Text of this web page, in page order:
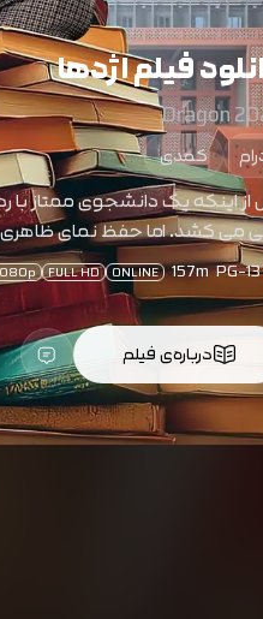
فیلم اژدها
Dragon
کمدی
اینکه یک دانشجوی ممتاز
می کشد. اما حفظ نمای
PG-13
157m
ONLINE
FULL HD
درباره‌ی فیلم